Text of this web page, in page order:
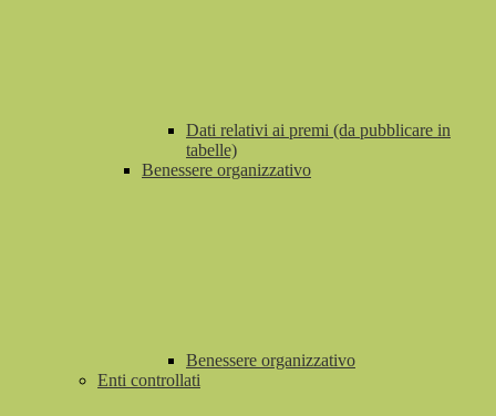
Dati relativi ai premi (da pubblicare in
tabelle)
Benessere organizzativo
Benessere organizzativo
Enti controllati